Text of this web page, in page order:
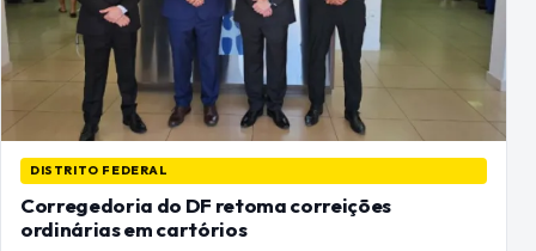
DISTRITO FEDERAL
Corregedoria do DF retoma correições
ordinárias em cartórios